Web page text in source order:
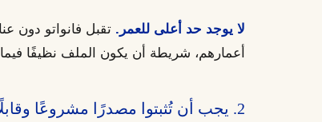
لا يوجد حد أعلى للعمر. تقبل فانواتو دون
أعمارهم، شريطة أن يكون الملف نظيفًا
2. يجب أن تُثبتوا مصدرًا مشروعًا وقابلًا للتتبع للأموال